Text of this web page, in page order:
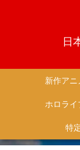
日
新作アニ
ホロライ